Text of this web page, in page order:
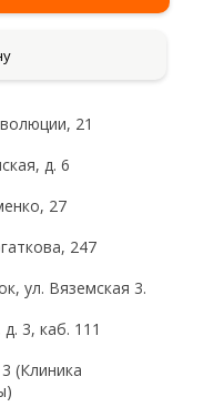
21
д. 6
27
247
ул. Вяземская 3.
3, каб. 111
(Клиника